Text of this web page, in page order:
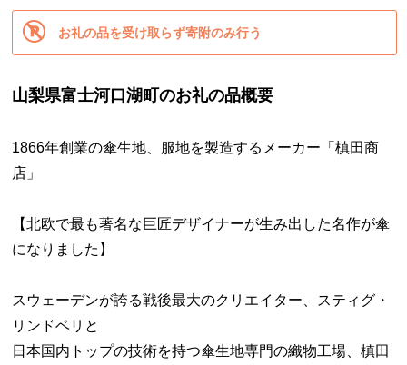
お礼の品を受け取らず寄附のみ行う
山梨県富士河口湖町のお礼の品概要
1866年創業の傘生地、服地を製造するメーカー「槙田商
店」
【北欧で最も著名な巨匠デザイナーが生み出した名作が傘
になりました】
スウェーデンが誇る戦後最大のクリエイター、スティグ・
リンドベリと
日本国内トップの技術を持つ傘生地専門の織物工場、槙田